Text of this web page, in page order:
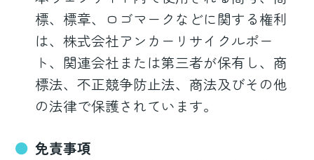
標、標章、ロゴマークなどに関する権利
は、株式会社アンカーリサイクルポー
ト、関連会社または第三者が保有し、商
標法、不正競争防止法、商法及びその他
の法律で保護されています。
免責事項